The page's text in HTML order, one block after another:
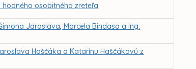
osobitného zreteľa
Jaroslava, Marcela Bindasa a Ing.
Haščáka a Katarínu Haščákovú z